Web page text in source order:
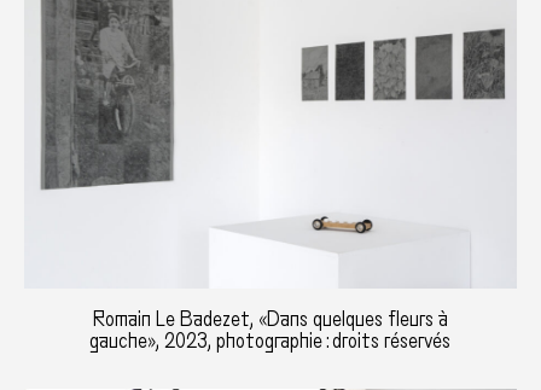
Romain Le Badezet, «Dans quelques fleurs à
gauche», 2023, photographie : droits réservés